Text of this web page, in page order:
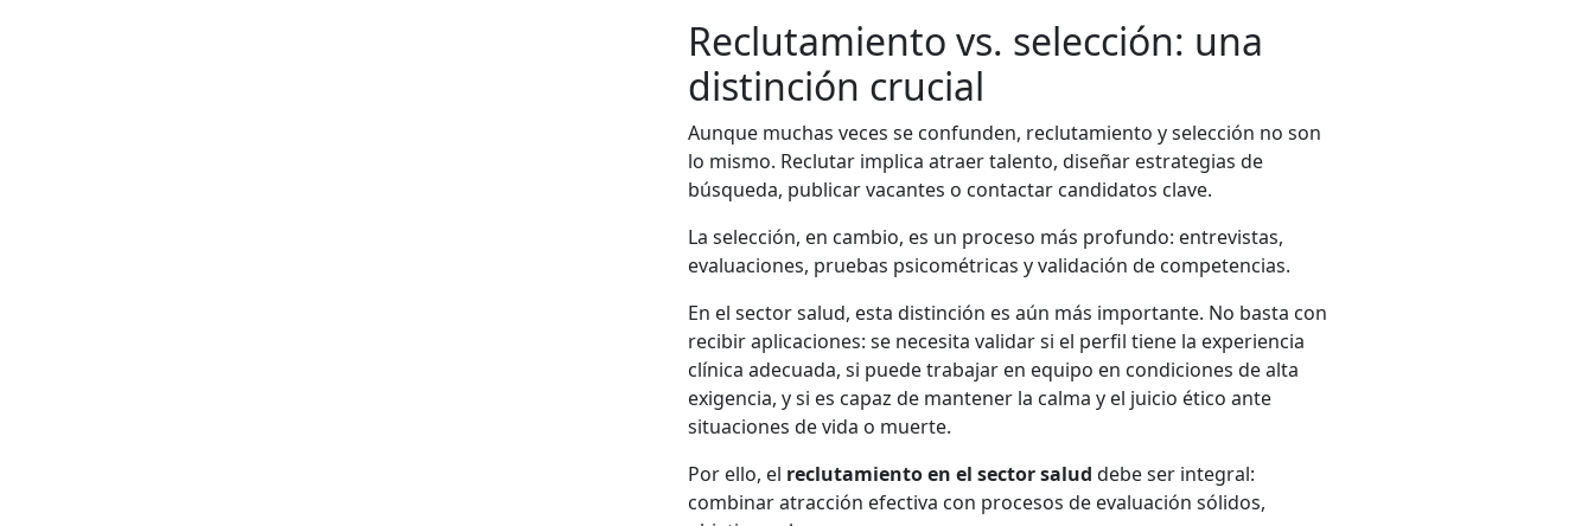
Reclutamiento vs. selección: una
distinción crucial
Aunque muchas veces se confunden, reclutamiento y selección no son
lo mismo. Reclutar implica atraer talento, diseñar estrategias de
búsqueda, publicar vacantes o contactar candidatos clave.
La selección, en cambio, es un proceso más profundo: entrevistas,
evaluaciones, pruebas psicométricas y validación de competencias.
En el sector salud, esta distinción es aún más importante. No basta con
recibir aplicaciones: se necesita validar si el perfil tiene la experiencia
clínica adecuada, si puede trabajar en equipo en condiciones de alta
exigencia, y si es capaz de mantener la calma y el juicio ético ante
situaciones de vida o muerte.
Por ello, el reclutamiento en el sector salud debe ser integral:
combinar atracción efectiva con procesos de evaluación sólidos,